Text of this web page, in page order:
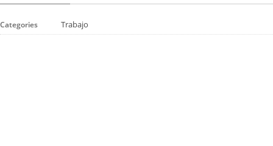
Categories Trabajo